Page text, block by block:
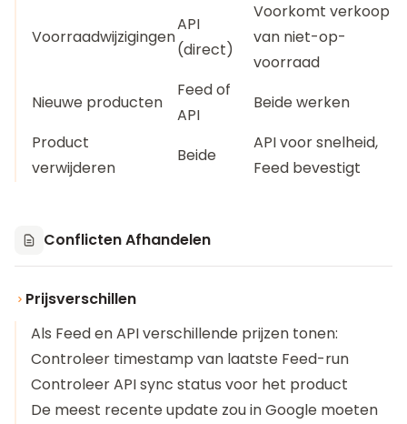
Voorraadwijzigingen
API
(direct)
Voorkomt verkoop
van niet-op-
voorraad
Nieuwe producten
Feed of
API
Beide werken
Product
verwijderen
Beide
API voor snelheid,
Feed bevestigt
Conflicten Afhandelen
Prijsverschillen
Als Feed en API verschillende prijzen tonen:
Controleer timestamp van laatste Feed-run
Controleer API sync status voor het product
De meest recente update zou in Google moeten